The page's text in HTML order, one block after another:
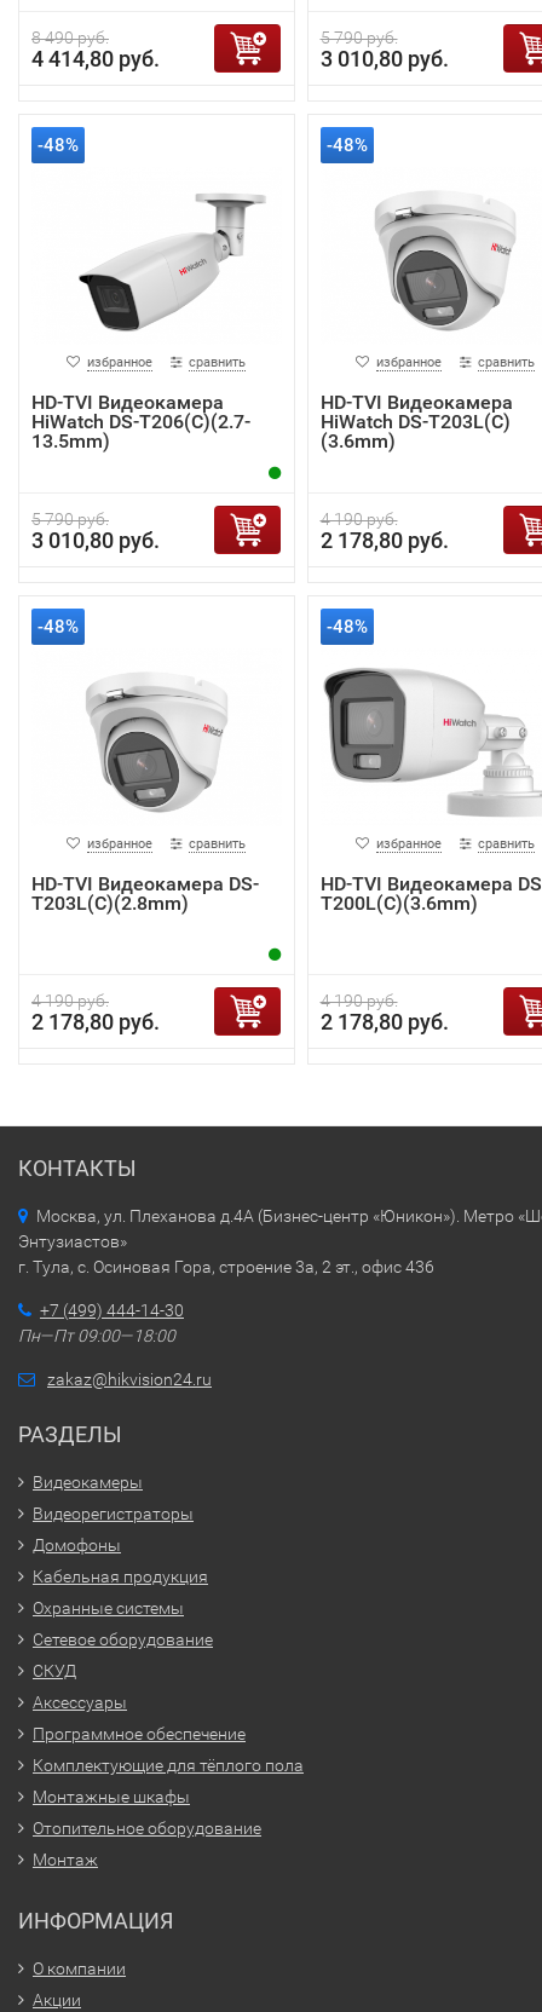
8 490 руб.
4 414,80 руб.
5 790 руб.
3 010,80 руб.
-48%
избранное сравнить
HD-TVI Видеокамера
HiWatch DS-T206(C)(2.7-
13.5mm)
5 790 руб.
3 010,80 руб.
-48%
избранное сравнить
HD-TVI Видеокамера
HiWatch DS-T203L(C)
(3.6mm)
4 190 руб.
2 178,80 руб.
-48%
избранное сравнить
HD-TVI Видеокамера DS-
T203L(C)(2.8mm)
4 190 руб.
2 178,80 руб.
-48%
избранное сравнить
HD-TVI Видеокамера
T200L(C)(3.6mm)
4 190 руб.
2 178,80 руб.
КОНТАКТЫ
Москва, ул. Плеханова д.4А (Бизнес-центр «Юникон»). Метро
Энтузиастов»
г. Тула, с. Осиновая Гора, строение 3а, 2 эт., офис 436
+7 (499) 444-14-30
Пн—Пт 09:00—18:00
zakaz@hikvision24.ru
РАЗДЕЛЫ
Видеокамеры
Видеорегистраторы
Домофоны
Кабельная продукция
Охранные системы
Сетевое оборудование
СКУД
Аксессуары
Программное обеспечение
Комплектующие для тёплого пола
Монтажные шкафы
Отопительное оборудование
Монтаж
ИНФОРМАЦИЯ
О компании
Акции